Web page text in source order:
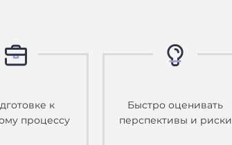
к
процессу
Быстро оценивать
перспективы и риски